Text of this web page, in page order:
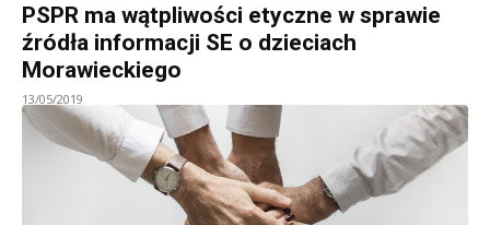
PSPR ma wątpliwości etyczne w sprawie
źródła informacji SE o dzieciach
Morawieckiego
13/05/2019